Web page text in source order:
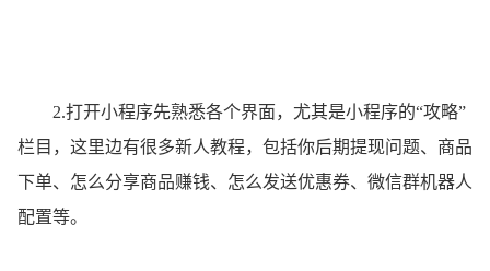
2.打开小程序先熟悉各个界面，尤其是小程序的“攻略”
栏目，这里边有很多新人教程，包括你后期提现问题、商品
下单、怎么分享商品赚钱、怎么发送优惠券、微信群机器人
配置等。